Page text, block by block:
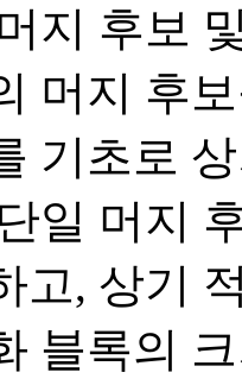
지 후보
머지 후
기초로
일 머지
고, 상기
블록의